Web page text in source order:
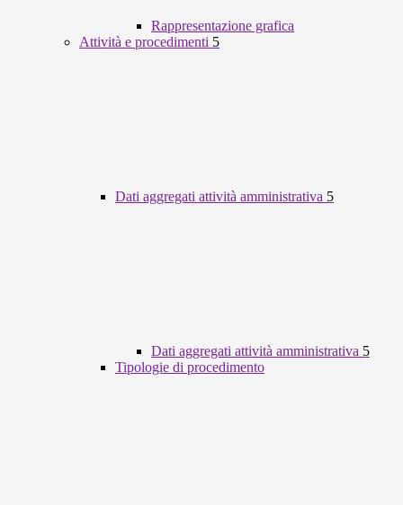
Rappresentazione grafica
Attività e procedimenti 5
Dati aggregati attività amministrativa 5
Dati aggregati attività amministrativa 5
Tipologie di procedimento